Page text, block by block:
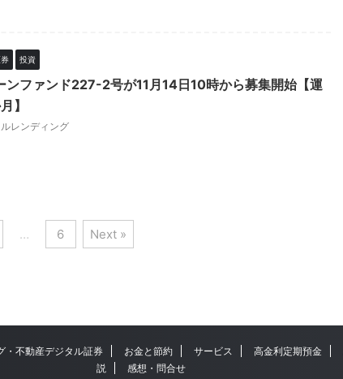
投資
ンファンド227-2号が11月14日10時から募集開始【運
】
レンディング
… 6 Next »
・不動産デジタル証券 お金と節約 サービス 高金利定期預金
説
感想・問合せ